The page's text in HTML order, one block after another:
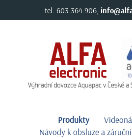
tel. 603 364 906,
Produkty
Návody k obsluze a